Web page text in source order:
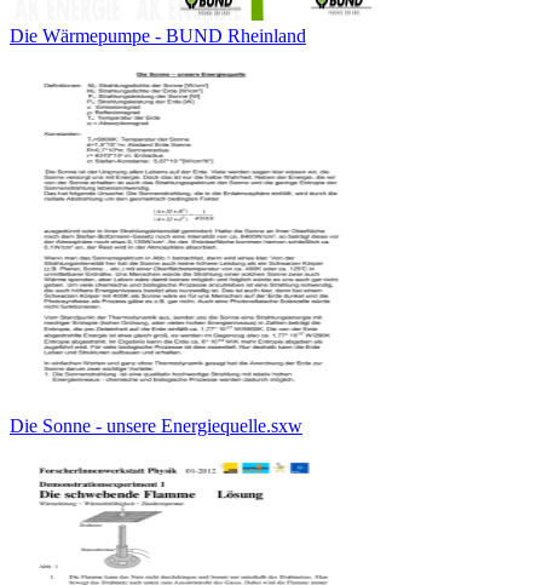
Die Wärmepumpe - BUND Rheinland
Die Sonne - unsere Energiequelle.sxw